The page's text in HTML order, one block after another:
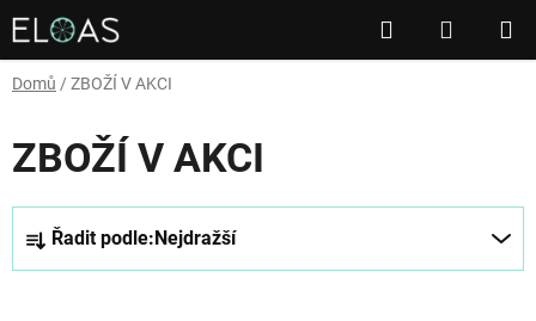
Přejít
na
obsah
Hledat
KOŠÍK
Domů / ZBOŽÍ V AKCI
ZBOŽÍ V AKCI
Řadit podle: Nejdražší